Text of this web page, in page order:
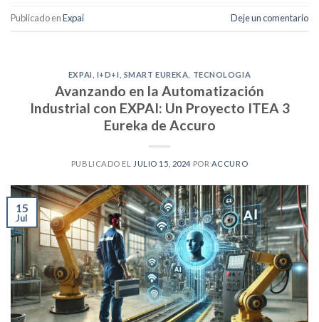
Publicado enExpai Deje un comentario
EXPAI I+D+I SMART EUREKA TECNOLOGIA
Avanzando en la Automatización
Industrial con EXPAI: Un Proyecto ITEA 3
Eureka de Accuro
PUBLICADO EL JULIO 15, 2024 POR ACCURO
15
Jul